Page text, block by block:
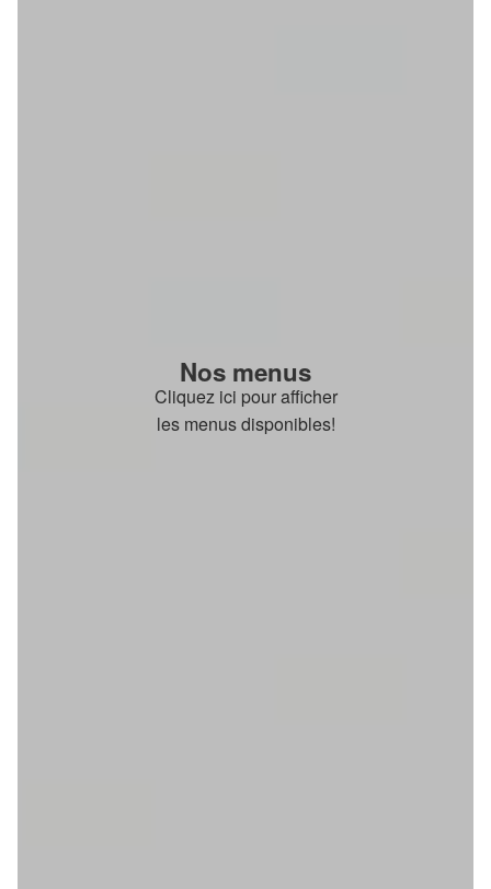
Nos menus
Cliquez ici pour afficher
les menus disponibles!